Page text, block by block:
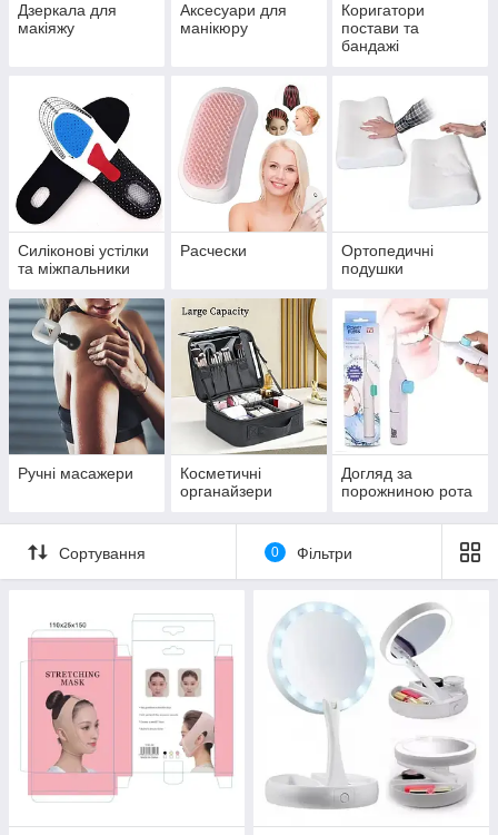
Дзеркала для
макіяжу
Аксесуари для
манікюру
Коригатори
постави та
бандажі
Силіконові устілки
та міжпальники
Расчески
Ортопедичні
подушки
Ручні масажери
Косметичні
органайзери
Догляд за
порожниною рота
Сортування 0 Фільтри